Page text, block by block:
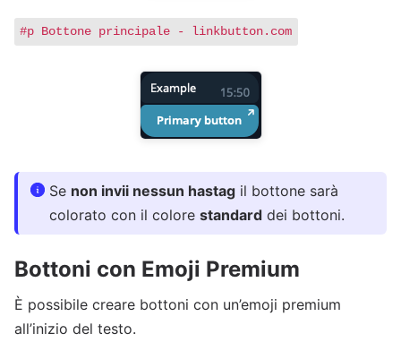
#p Bottone principale - linkbutton.com
Se non invii nessun hastag il bottone sarà
colorato con il colore standard dei bottoni.
Bottoni con Emoji Premium
È possibile creare bottoni con un’emoji premium
all’inizio del testo.